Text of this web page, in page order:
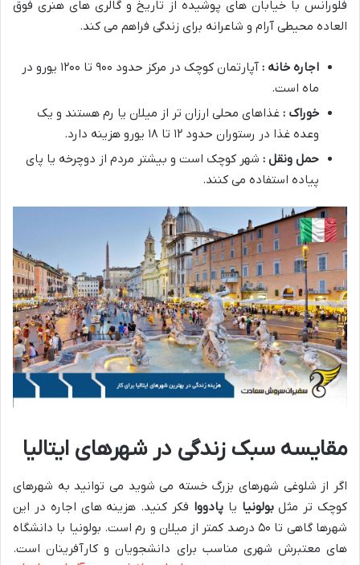
فلورانس با خیابان های پوشیده از تاریخ و گالری های هنری فوق
العاده محیطی آرام و شاعرانه برای زندگی فراهم می کند.
اجاره خانه :
آپارتمان کوچک در مرکز حدود ۹۰۰ تا ۱۲۰۰ یورو در
ماه است.
خوراک : غذاهای محلی ارزان تر از میلان یا رم هستند و یک
وعده غذا در رستوران حدود ۱۲ تا ۱۸ یورو هزینه دارد.
حمل ونقل : شهر کوچک است و بیشتر مردم از دوچرخه یا پای
پیاده استفاده می کنند.
مقایسه سبک زندگی در شهرهای ایتالیا
اگر از شلوغی شهرهای بزرگ خسته می شوید می توانید به شهرهای
کوچک تر مثلبولونیا یاپادووا فکر کنید. هزینه های اجاره در این
شهرها گاهی تا ۵۰ درصد کمتر از میلان و رم است. بولونیا با دانشگاه
های معتبرش شهری مناسب برای دانشجویان و کارآفرینان است.